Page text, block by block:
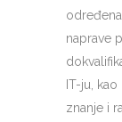
naprave
IT-ju,
znanje i